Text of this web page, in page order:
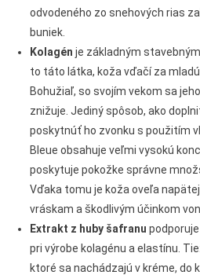
odvodeného zo snehových rias
buniek.
Kolagén je základným
to táto látka, koža vďačí za
Bohužiaľ, so svojím vekom sa
znižuje. Jediný spôsob, ako
poskytnúť ho zvonku s použitím
Bleue obsahuje veľmi vysokú
poskytuje pokožke správne
Vďaka tomu je koža oveľa
vráskam a škodlivým účinkom
Extrakt z huby šafranu
pri výrobe kolagénu a elastínu.
ktoré sa nachádzajú v kréme, do